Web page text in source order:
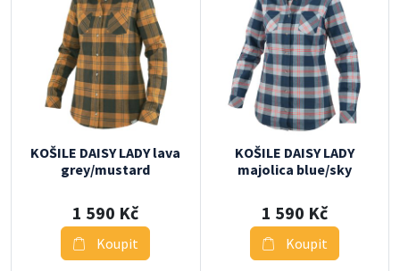
KOŠILE DAISY LADY lava
grey/mustard
1 590 Kč
Koupit
KOŠILE DAISY LADY
majolica blue/sky
1 590 Kč
Koupit